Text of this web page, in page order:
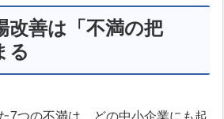
改善は「不満の把
る
7つの不満は、どの中小企業にも起